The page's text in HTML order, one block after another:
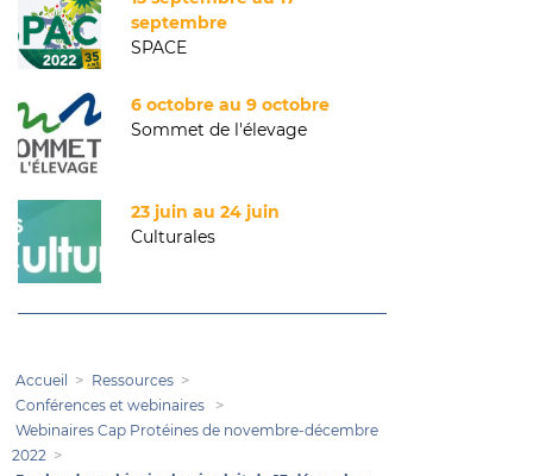
septembre
SPACE
6 octobre au 9 octobre
Sommet de l'élevage
23 juin au 24 juin
Culturales
Accueil
Ressources
Conférences et webinaires
Webinaires Cap Protéines de novembre-décembre
2022